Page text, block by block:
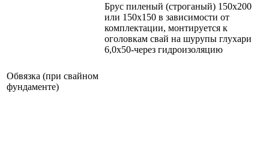
Обвязка (при свайном
фундаменте)
Брус пиленый (строганый) 150х200
или 150х150 в зависимости от
комплектации, монтируется к
оголовкам свай на шурупы глухари
6,0х50-через гидроизоляцию